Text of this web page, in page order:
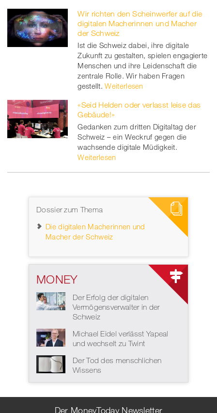
Wir richten den Scheinwerfer auf die
digitalen Macherinnen und Macher
der Schweiz
Ist die Schweiz dabei, ihre digitale
Zukunft zu gestalten, spielen engagierte
Menschen und ihre Leidenschaft die
zentrale Rolle. Wir haben Fragen
gestellt. Weiterlesen
«Seid Helden oder verlasst leise das
Gebäude!»
Gedanken zum dritten Digitaltag der
Schweiz – ein Weckruf gegen die
wachsende digitale Müdigkeit.
Weiterlesen
Dossier zum Thema
Die digitalen Macherinnen und
Macher der Schweiz
MONEY
Der Erfolg der digitalen
Vermögensverwalter in der
Schweiz
Michael Eidel verlässt Yapeal
und wechselt zu Twint
Der Tod des menschlichen
Wissens
Der MoneyToday Newsletter